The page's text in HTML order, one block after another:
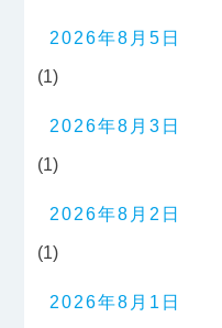
2026年8月5日
(1)
2026年8月3日
(1)
2026年8月2日
(1)
2026年8月1日